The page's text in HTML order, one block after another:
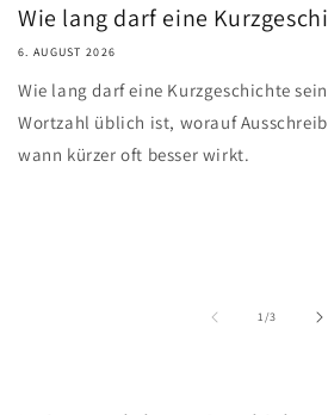
Wie lang darf eine
6. AUGUST 2026
Wie lang darf eine Kurzgeschichte
Wortzahl üblich ist, worauf
wann kürzer oft besser wirkt.
1/von
3